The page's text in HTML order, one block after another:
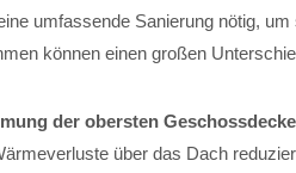
umfassende Sanierung nötig,
können einen großen
der obersten Geschossdecke
über das Dach